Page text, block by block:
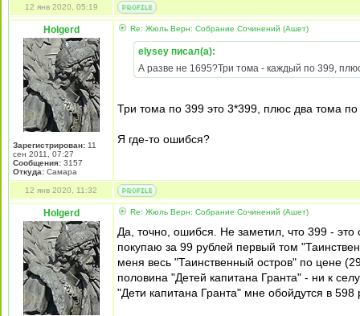
12 янв 2020, 05:19
Holgerd
Зарегистрирован: 11
сен 2011, 07:27
Сообщения: 3157
Откуда: Самара
Re: Жюль Верн: Собрание Сочинений (Ашет)
elysey писал(а):
А разве не 1695?Три тома - каждый по 399,
Три тома по 399 это 3*399, плюс два тома
Я где-то ошибся?
12 янв 2020, 11:32
Holgerd Re: Жюль Верн: Собрание Сочинений (Ашет)
Да, точно, ошибся. Не заметил, что 399 - это
покупаю за 99 рублей первый том
меня весь "Таинственный остров" по цене
половина "Детей капитана Гранта" - ни к
"Дети капитана Гранта" мне обойдутся в